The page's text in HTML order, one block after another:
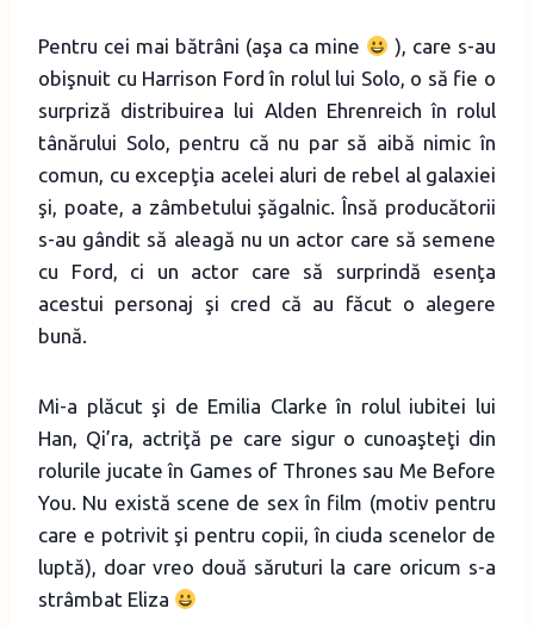
Pentru cei mai bătrâni (aşa ca mine
), care s-au
obişnuit cu Harrison Ford în rolul lui Solo, o să fie o
surpriză distribuirea lui Alden Ehrenreich în rolul
tânărului Solo, pentru că nu par să aibă nimic în
comun, cu excepţia acelei aluri de rebel al galaxiei
şi, poate, a zâmbetului şăgalnic. Însă producătorii
s-au gândit să aleagă nu un actor care să semene
cu Ford, ci un actor care să surprindă esenţa
acestui personaj şi cred că au făcut o alegere
bună.
Mi-a plăcut şi de Emilia Clarke în rolul iubitei lui
Han, Qi’ra, actriţă pe care sigur o cunoaşteţi din
rolurile jucate în Games of Thrones sau Me Before
You. Nu există scene de sex în film (motiv pentru
care e potrivit şi pentru copii, în ciuda scenelor de
luptă), doar vreo două săruturi la care oricum s-a
strâmbat Eliza